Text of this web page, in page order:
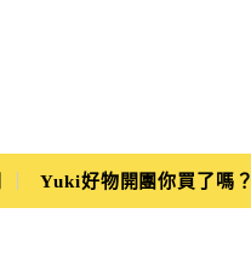
Yuki好物開團你買了嗎？